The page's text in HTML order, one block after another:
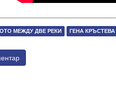
МЕЖДУ ДВЕ РЕКИ ГЕНА КРЪСТЕВА